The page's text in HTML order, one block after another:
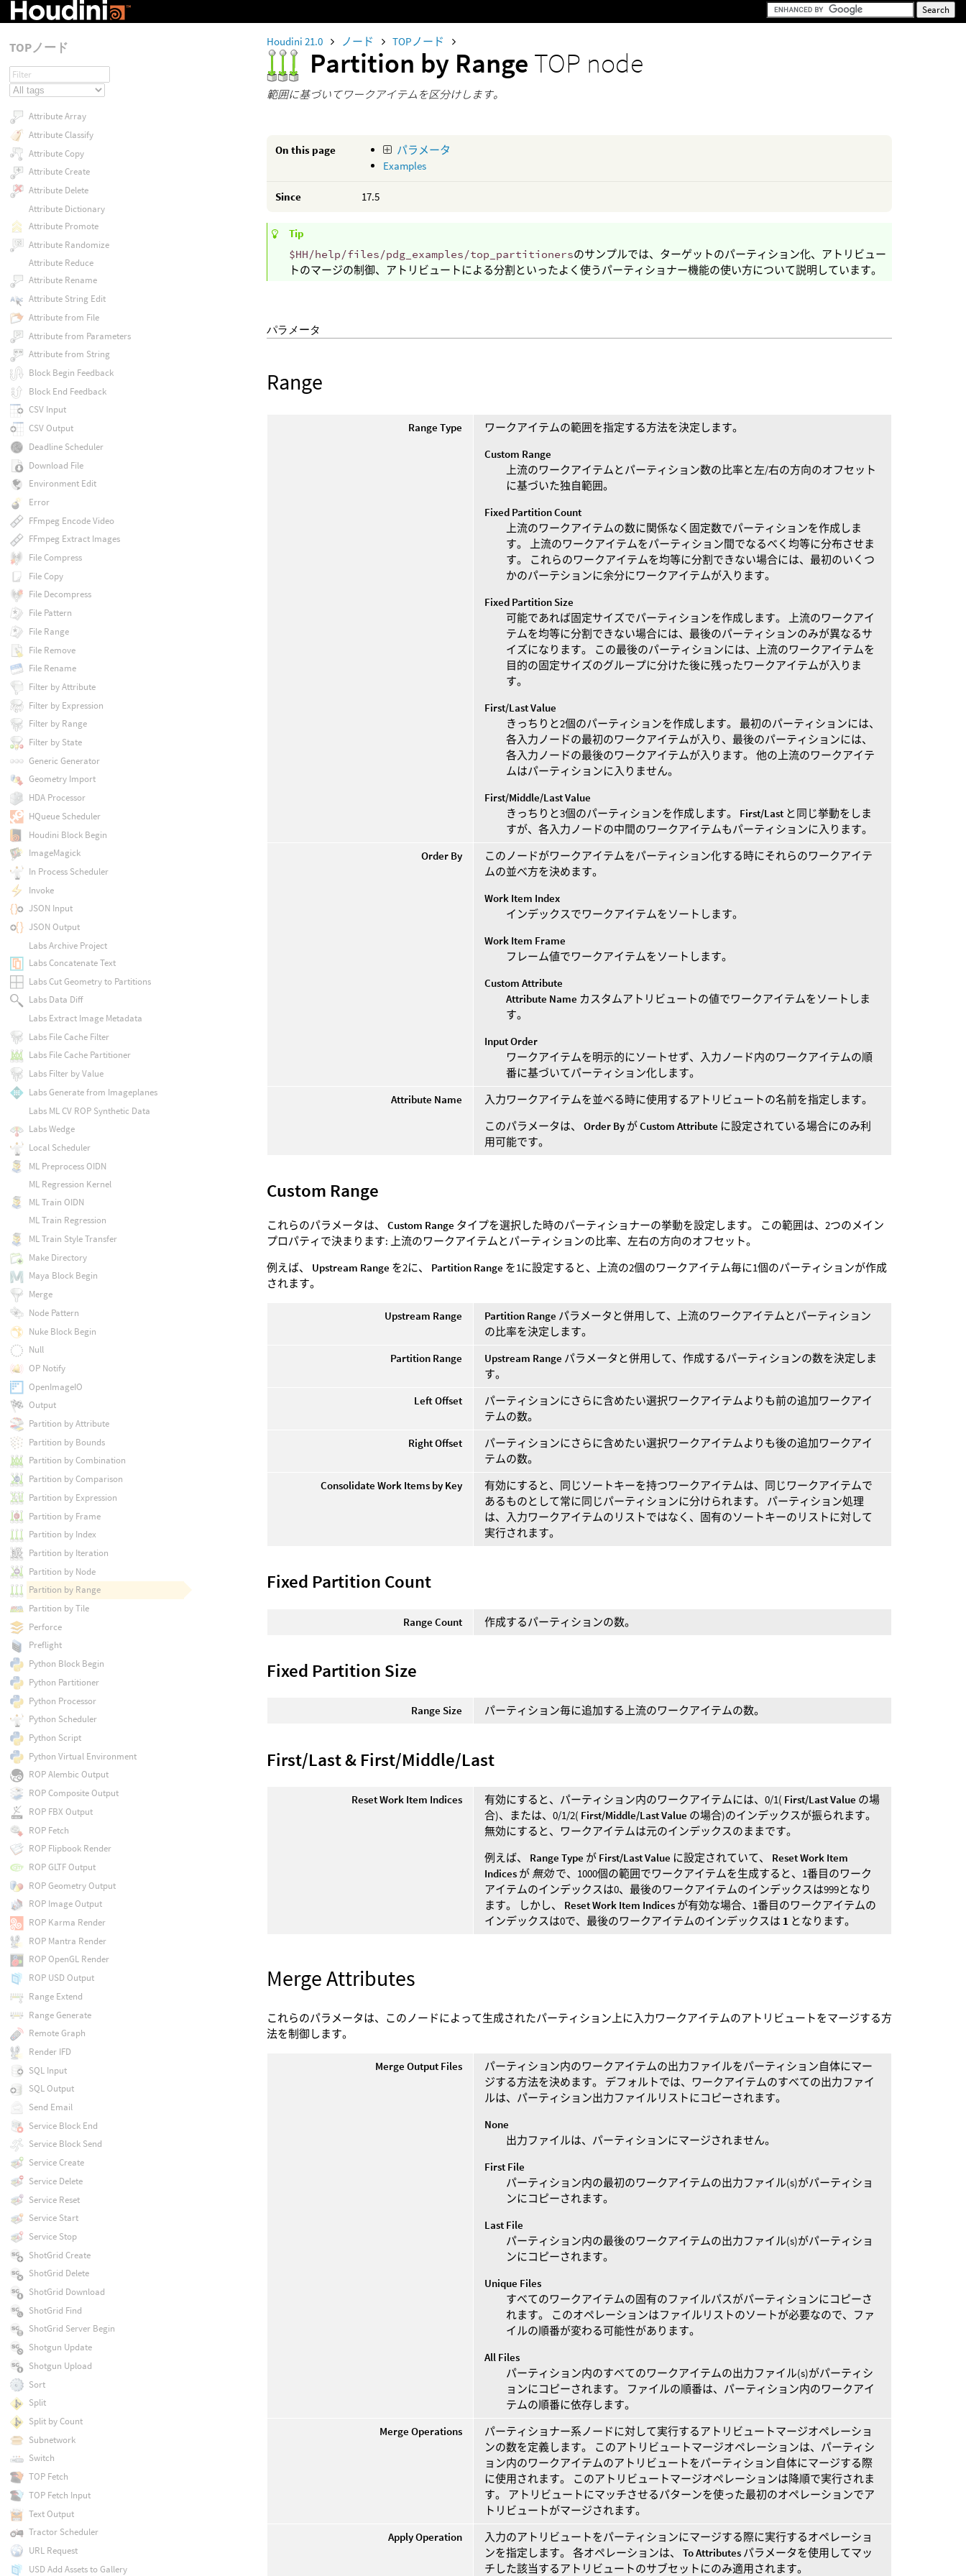
Houdini 21.0 ノード TOPノード
Partition by Range TOP node
範囲に基づいてワークアイテムを区分けします。
On this page
パラメータ
Examples
Since 17.5
Tip
$HH/help/files/pdg_examples/top_partitionersのサンプルでは、ターゲットのパーティション化、アトリビュー
トのマージの制御、アトリビュートによる分割といったよく使うパーティショナー機能の使い方について説明しています。
パラメータ
Range
Range Type
ワークアイテムの範囲を指定する方法を決定します。
Custom Range
上流のワークアイテムとパーティション数の比率と左/右の方向のオフセット
に基づいた独自範囲。
Fixed Partition Count
上流のワークアイテムの数に関係なく固定数でパーティションを作成しま
す。 上流のワークアイテムをパーティション間でなるべく均等に分布させま
す。 これらのワークアイテムを均等に分割できない場合には、最初のいくつ
かのパーテションに余分にワークアイテムが入ります。
Fixed Partition Size
可能であれば固定サイズでパーティションを作成します。 上流のワークアイ
テムを均等に分割できない場合には、最後のパーティションのみが異なるサ
イズになります。 この最後のパーティションには、上流のワークアイテムを
目的の固定サイズのグループに分けた後に残ったワークアイテムが入りま
す。
First/Last Value
きっちりと2個のパーティションを作成します。 最初のパーティションには、
各入力ノードの最初のワークアイテムが入り、最後のパーティションには、
各入力ノードの最後のワークアイテムが入ります。 他の上流のワークアイテ
ムはパーティションに入りません。
First/Middle/Last Value
きっちりと3個のパーティションを作成します。 First/Last と同じ挙動をしま
すが、各入力ノードの中間のワークアイテムもパーティションに入ります。
Order By
このノードがワークアイテムをパーティション化する時にそれらのワークアイテ
ムの並べ方を決めます。
Work Item Index
インデックスでワークアイテムをソートします。
Work Item Frame
フレーム値でワークアイテムをソートします。
Custom Attribute
Attribute Name カスタムアトリビュートの値でワークアイテムをソートしま
す。
Input Order
ワークアイテムを明示的にソートせず、入力ノード内のワークアイテムの順
番に基づいてパーティション化します。
Attribute Name
入力ワークアイテムを並べる時に使用するアトリビュートの名前を指定します。
このパラメータは、Order By がCustom Attribute に設定されている場合にのみ利
用可能です。
Custom Range
これらのパラメータは、Custom Range タイプを選択した時のパーティショナーの挙動を設定します。 この範囲は、2つのメイン
プロパティで決まります: 上流のワークアイテムとパーティションの比率、左右の方向のオフセット。
例えば、 Upstream Range を2に、 Partition Range を1に設定すると、上流の2個のワークアイテム毎に1個のパーティションが作成
されます。
Upstream Range Partition Range パラメータと併用して、上流のワークアイテムとパーティション
の比率を決定します。
Partition Range
Upstream Range パラメータと併用して、作成するパーティションの数を決定しま
す。
Left Offset
パーティションにさらに含めたい選択ワークアイテムよりも前の追加ワークアイ
テムの数。
Right Offset
パーティションにさらに含めたい選択ワークアイテムよりも後の追加ワークアイ
テムの数。
Consolidate Work Items by Key
有効にすると、同じソートキーを持つワークアイテムは、同じワークアイテムで
あるものとして常に同じパーティションに分けられます。 パーティション処理
は、入力ワークアイテムのリストではなく、固有のソートキーのリストに対して
実行されます。
Fixed Partition Count
Range Count 作成するパーティションの数。
Fixed Partition Size
Range Size パーティション毎に追加する上流のワークアイテムの数。
First/Last & First/Middle/Last
Reset Work Item Indices 有効にすると、パーティション内のワークアイテムには、0/1( First/Last Value の場
合)、または、0/1/2( First/Middle/Last Value の場合)のインデックスが振られます。
無効にすると、ワークアイテムは元のインデックスのままです。
例えば、 Range Type が First/Last Value に設定されていて、 Reset Work Item
Indices が 無効で、1000個の範囲でワークアイテムを生成すると、1番目のワーク
アイテムのインデックスは0、最後のワークアイテムのインデックスは999となり
ます。 しかし、 Reset Work Item Indices が有効な場合、1番目のワークアイテムの
インデックスは0で、最後のワークアイテムのインデックスは 1 となります。
Merge Attributes
これらのパラメータは、このノードによって生成されたパーティション上に入力ワークアイテムのアトリビュートをマージする方
法を制御します。
Merge Output Files
パーティション内のワークアイテムの出力ファイルをパーティション自体にマー
ジする方法を決めます。 デフォルトでは、ワークアイテムのすべての出力ファイ
ルは、パーティション出力ファイルリストにコピーされます。
None
出力ファイルは、パーティションにマージされません。
First File
パーティション内の最初のワークアイテムの出力ファイル(s)がパーティショ
ンにコピーされます。
Last File
パーティション内の最後のワークアイテムの出力ファイル(s)がパーティショ
ンにコピーされます。
Unique Files
すべてのワークアイテムの固有のファイルパスがパーティションにコピーさ
れます。 このオペレーションはファイルリストのソートが必要なので、ファ
イルの順番が変わる可能性があります。
All Files
パーティション内のすべてのワークアイテムの出力ファイル(s)がパーティシ
ョンにコピーされます。 ファイルの順番は、パーティション内のワークアイ
テムの順番に依存します。
Merge Operations
パーティショナー系ノードに対して実行するアトリビュートマージオペレーショ
ンの数を定義します。 このアトリビュートマージオペレーションは、パーティシ
ョン内のワークアイテムのアトリビュートをパーティション自体にマージする際
に使用されます。 このアトリビュートマージオペレーションは降順で実行されま
す。 アトリビュートにマッチさせるパターンを使った最初のオペレーションでア
トリビュートがマージされます。
Apply Operation
入力のアトリビュートをパーティションにマージする際に実行するオペレーショ
ンを指定します。 各オペレーションは、To Attributes パラメータを使用してマッ
チした該当するアトリビュートのサブセットにのみ適用されます。
TOPノード
Attribute Array
Attribute Classify
Attribute Copy
Attribute Create
Attribute Delete
Attribute Dictionary
Attribute Promote
Attribute Randomize
Attribute Reduce
Attribute Rename
Attribute String Edit
Attribute from File
Attribute from Parameters
Attribute from String
Block Begin Feedback
Block End Feedback
CSV Input
CSV Output
Deadline Scheduler
Download File
Environment Edit
Error
FFmpeg Encode Video
FFmpeg Extract Images
File Compress
File Copy
File Decompress
File Pattern
File Range
File Remove
File Rename
Filter by Attribute
Filter by Expression
Filter by Range
Filter by State
Generic Generator
Geometry Import
HDA Processor
HQueue Scheduler
Houdini Block Begin
ImageMagick
In Process Scheduler
Invoke
JSON Input
JSON Output
Labs Archive Project
Labs Concatenate Text
Labs Cut Geometry to Partitions
Labs Data Diff
Labs Extract Image Metadata
Labs File Cache Filter
Labs File Cache Partitioner
Labs Filter by Value
Labs Generate from Imageplanes
Labs ML CV ROP Synthetic Data
Labs Wedge
Local Scheduler
ML Preprocess OIDN
ML Regression Kernel
ML Train OIDN
ML Train Regression
ML Train Style Transfer
Make Directory
Maya Block Begin
Merge
Node Pattern
Nuke Block Begin
Null
OP Notify
OpenImageIO
Output
Partition by Attribute
Partition by Bounds
Partition by Combination
Partition by Comparison
Partition by Expression
Partition by Frame
Partition by Index
Partition by Iteration
Partition by Node
Partition by Range
Partition by Tile
Perforce
Preflight
Python Block Begin
Python Partitioner
Python Processor
Python Scheduler
Python Script
Python Virtual Environment
ROP Alembic Output
ROP Composite Output
ROP FBX Output
ROP Fetch
ROP Flipbook Render
ROP GLTF Output
ROP Geometry Output
ROP Image Output
ROP Karma Render
ROP Mantra Render
ROP OpenGL Render
ROP USD Output
Range Extend
Range Generate
Remote Graph
Render IFD
SQL Input
SQL Output
Send Email
Service Block End
Service Block Send
Service Create
Service Delete
Service Reset
Service Start
Service Stop
ShotGrid Create
ShotGrid Delete
ShotGrid Download
ShotGrid Find
ShotGrid Server Begin
Shotgun Update
Shotgun Upload
Sort
Split
Split by Count
Subnetwork
Switch
TOP Fetch
TOP Fetch Input
Text Output
Tractor Scheduler
URL Request
USD Add Assets to Gallery